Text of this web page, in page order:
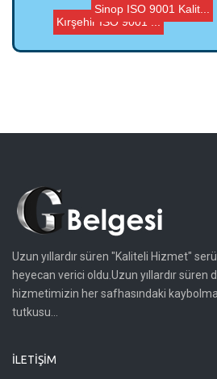
Kırşehir ISO 9001 ...
Uzun yıllardır süren "Kaliteli Hizmet"
heyecan verici oldu.Uzun yıllardır süren
hizmetimizin her safhasındaki
tutkusu...
İLETIŞIM